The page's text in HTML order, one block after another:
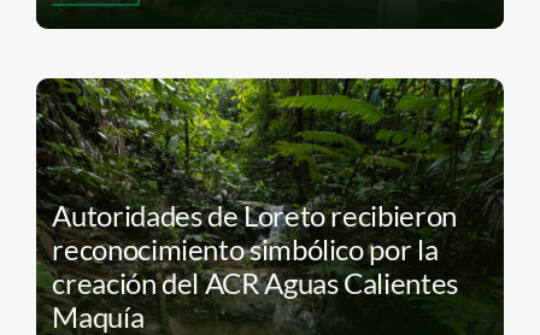
Autoridades de Loreto recibieron
reconocimiento simbólico por la
creación del ACR Aguas Calientes
Maquía